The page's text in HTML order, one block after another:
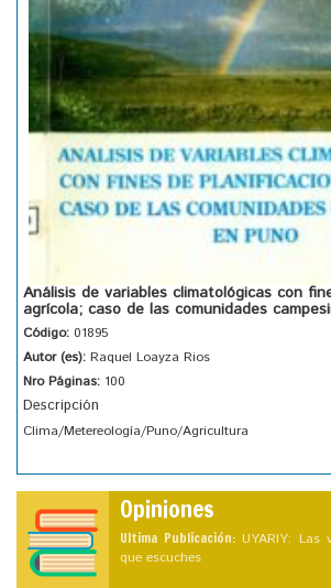
Análisis de variables climatológicas con
agrícola; caso de las comunidades
Código: 01895
Autor (es): Raquel Loayza Rios
Nro Páginas: 100
Descripción
Clima/Metereología/Puno/Agricultura
Opiniones
Ultima Publicación: UYARIY: Las
que escuches